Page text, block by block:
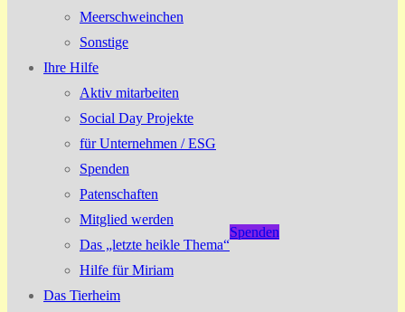
Meerschweinchen
Sonstige
Ihre Hilfe
Aktiv mitarbeiten
Social Day Projekte
für Unternehmen / ESG
Spenden
Patenschaften
Mitglied werden
Das „letzte heikle Thema“
Hilfe für Miriam
Das Tierheim
Spenden